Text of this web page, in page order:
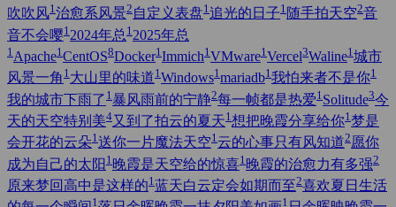
吹吹风1 治愈系风景2 自定义表盘1 追光的日子1 随手拍天空2音
音不会嘤1 2024年总 1 2025年总
1 Apache1 CentOS8Docker1 Immich1 VMware1 Vercel3Waline1 城市
风景一角 1 大山里的味道1 Windows1 mariadb1 我怕来者不是你1
我的城市下雨了 1 暴风雨前的宁静2每一帧都是热爱1 Solitude3今
天的天空特别美4又到了拍云的夏天1 想把晚霞分享给你1 梦是
会开花的云朵1 送你一片魔法天空1 云的心事只有风知道2愿你
成为自己的太阳 1 晚霞是天空给的惊喜1 晚霞的治愈力有多强2
原来梦回高中是这样的1 蓝天白云定会如期而至2喜欢夏日生活
1 1